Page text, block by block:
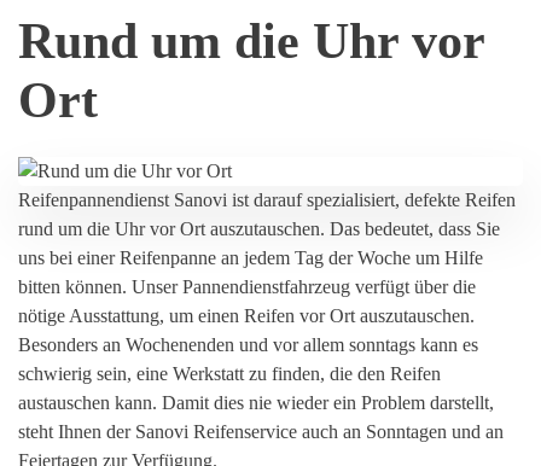
Rund um die Uhr vor
Ort
Reifenpannendienst Sanovi ist darauf spezialisiert, defekte Reifen
rund um die Uhr vor Ort auszutauschen. Das bedeutet, dass Sie
uns bei einer Reifenpanne an jedem Tag der Woche um Hilfe
bitten können. Unser Pannendienstfahrzeug verfügt über die
nötige Ausstattung, um einen Reifen vor Ort auszutauschen.
Besonders an Wochenenden und vor allem sonntags kann es
schwierig sein, eine Werkstatt zu finden, die den Reifen
austauschen kann. Damit dies nie wieder ein Problem darstellt,
steht Ihnen der Sanovi Reifenservice auch an Sonntagen und an
Feiertagen zur Verfügung.